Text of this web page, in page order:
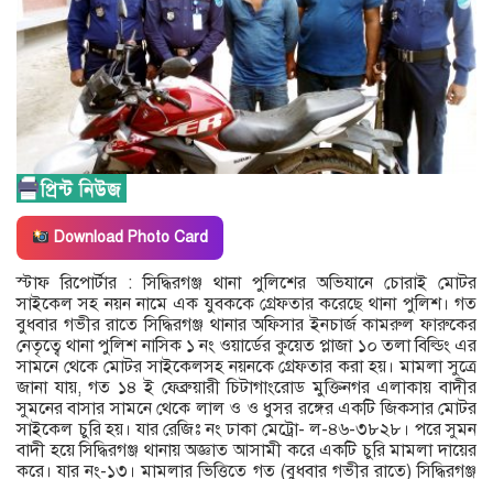
Download Photo Card
স্টাফ রিপোর্টার : সিদ্ধিরগঞ্জ থানা পুলিশের অভিযানে চোরাই মোটর
সাইকেল সহ নয়ন নামে এক যুবককে গ্রেফতার করেছে থানা পুলিশ। গত
বুধবার গভীর রাতে সিদ্ধিরগঞ্জ থানার অফিসার ইনচার্জ কামরুল ফারুকের
নেতৃত্বে থানা পুলিশ নাসিক ১ নং ওয়ার্ডের কুয়েত প্লাজা ১০ তলা বিল্ডিং এর
সামনে থেকে মোটর সাইকেলসহ নয়নকে গ্রেফতার করা হয়। মামলা সুত্রে
জানা যায়, গত ১৪ ই ফেব্রুয়ারী চিটাগাংরোড মুক্তিনগর এলাকায় বাদীর
সুমনের বাসার সামনে থেকে লাল ও ও ধুসর রঙ্গের একটি জিকসার মোটর
সাইকেল চুরি হয়। যার রেজিঃ নং ঢাকা মেট্রো- ল-৪৬-৩৮২৮। পরে সুমন
বাদী হয়ে সিদ্ধিরগঞ্জ থানায় অজ্ঞাত আসামী করে একটি চুরি মামলা দায়ের
করে। যার নং-১৩। মামলার ভিত্তিতে গত (বুধবার গভীর রাতে) সিদ্ধিরগঞ্জ